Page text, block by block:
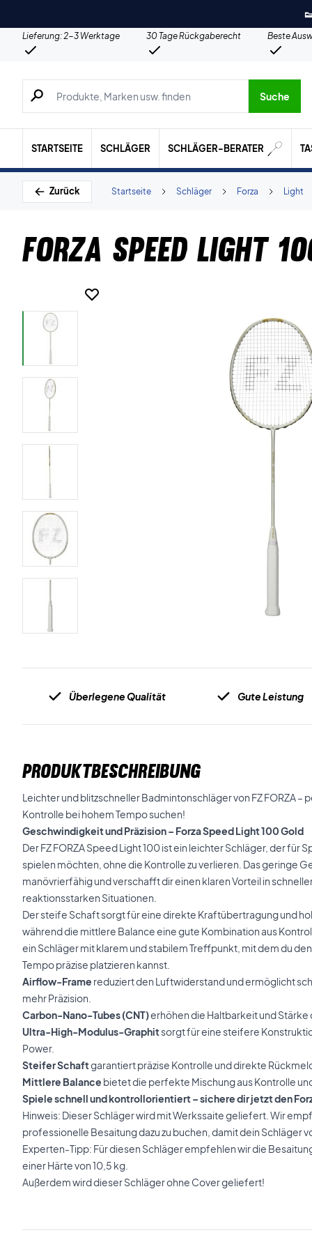
Lieferung: 2-3 Werktage 30 Tage Rückgaberecht
Beste
Suche nach Produkten, Marken usw.
Suche
STARTSEITE SCHLÄGER SCHLÄGER-BERATER
Zurück Light
Forza
Schläger
Startseite
Forza Speed Light
Überlegene Qualität Gute Leistung
PRODUKTBESCHREIBUNG
Leichter und blitzschneller Badmintonschläger von FZ FORZA –
Kontrolle bei hohem Tempo suchen!
Geschwindigkeit und Präzision – Forza Speed Light 100 Gold
Der FZ FORZA Speed Light 100 ist ein leichter Schläger, der für
spielen möchten, ohne die Kontrolle zu verlieren. Das geringe
manövrierfähig und verschafft dir einen klaren Vorteil in
reaktionsstarken Situationen.
Der steife Schaft sorgt für eine direkte Kraftübertragung und
während die mittlere Balance eine gute Kombination aus
ein Schläger mit klarem und stabilem Treffpunkt, mit dem du
Tempo präzise platzieren kannst.
Airflow-Frame reduziert den Luftwiderstand und ermöglicht
mehr Präzision.
Carbon-Nano-Tubes (CNT)erhöhen die Haltbarkeit und Stärke
Ultra-High-Modulus-Graphitsorgt für eine steifere
Power.
Steifer Schaftgarantiert präzise Kontrolle und direkte
Mittlere Balance bietet die perfekte Mischung aus Kontrolle
Spiele schnell und kontrollorientiert – sichere dir jetzt den
Hinweis: Dieser Schläger wird mit Werkssaite geliefert. Wir
professionelle Besaitung dazu zu buchen, damit dein Schläger
Experten-Tipp: Für diesen Schläger empfehlen wir die
einer Härte von 10,5 kg.
Außerdem wird dieser Schläger ohne Cover geliefert!